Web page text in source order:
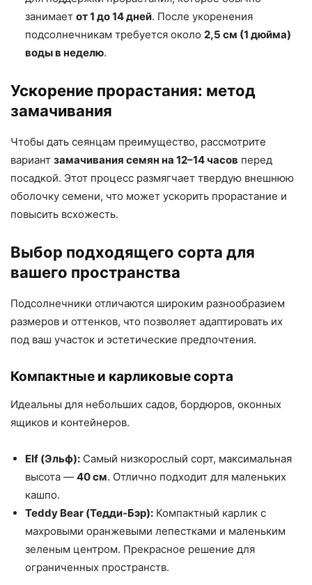
занимает от 1 до 14 дней. После укоренения
подсолнечникам требуется около 2,5 см (1 дюйма)
воды в неделю.
Ускорение прорастания: метод
замачивания
Чтобы дать сеянцам преимущество, рассмотрите
вариант замачивания семян на 12–14 часов перед
посадкой. Этот процесс размягчает твердую внешнюю
оболочку семени, что может ускорить прорастание и
повысить всхожесть.
Выбор подходящего сорта для
вашего пространства
Подсолнечники отличаются широким разнообразием
размеров и оттенков, что позволяет адаптировать их
под ваш участок и эстетические предпочтения.
Компактные и карликовые сорта
Идеальны для небольших садов, бордюров, оконных
ящиков и контейнеров.
Elf (Эльф): Самый низкорослый сорт, максимальная
высота — 40 см. Отлично подходит для маленьких
кашпо.
Teddy Bear (Тедди-Бэр): Компактный карлик с
махровыми оранжевыми лепестками и маленьким
зеленым центром. Прекрасное решение для
ограниченных пространств.